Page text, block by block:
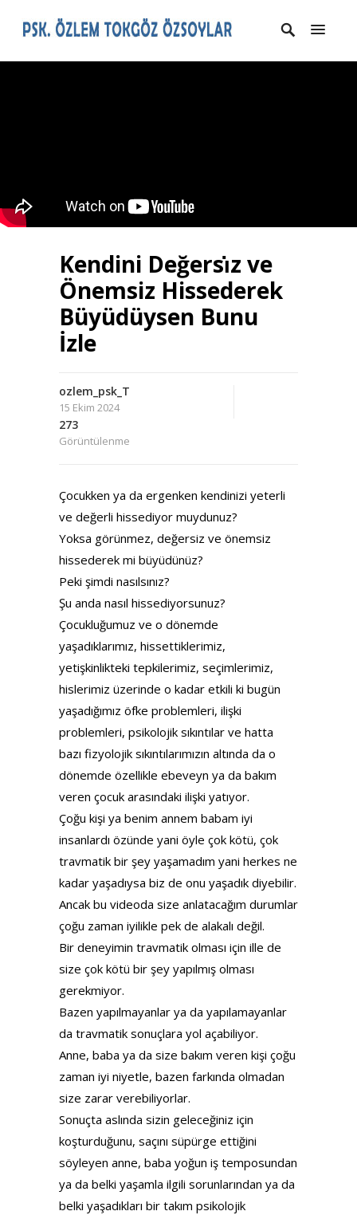
Kendini Değersı̇z ve
Önemsiz Hissederek
Büyüdüysen Bunu
İzle
ozlem_psk_T
15 Ekim 2024
273
Görüntülenme
Çocukken ya da ergenken kendinizi yeterli
ve değerli hissediyor muydunuz?
Yoksa görünmez, değersiz ve önemsiz
hissederek mi büyüdünüz?
Peki şimdi nasılsınız?
Şu anda nasıl hissediyorsunuz?
Çocukluğumuz ve o dönemde
yaşadıklarımız, hissettiklerimiz,
yetişkinlikteki tepkilerimiz, seçimlerimiz,
hislerimiz üzerinde o kadar etkili ki bugün
yaşadığımız öfke problemleri, ilişki
problemleri, psikolojik sıkıntılar ve hatta
bazı fizyolojik sıkıntılarımızın altında da o
dönemde özellikle ebeveyn ya da bakım
veren çocuk arasındaki ilişki yatıyor.
Çoğu kişi ya benim annem babam iyi
insanlardı özünde yani öyle çok kötü, çok
travmatik bir şey yaşamadım yani herkes ne
kadar yaşadıysa biz de onu yaşadık diyebilir.
Ancak bu videoda size anlatacağım durumlar
çoğu zaman iyilikle pek de alakalı değil.
Bir deneyimin travmatik olması için ille de
size çok kötü bir şey yapılmış olması
gerekmiyor.
Bazen yapılmayanlar ya da yapılamayanlar
da travmatik sonuçlara yol açabiliyor.
Anne, baba ya da size bakım veren kişi çoğu
zaman iyi niyetle, bazen farkında olmadan
size zarar verebiliyorlar.
Sonuçta aslında sizin geleceğiniz için
koşturduğunu, saçını süpürge ettiğini
söyleyen anne, baba yoğun iş temposundan
ya da belki yaşamla ilgili sorunlarından ya da
belki yaşadıkları bir takım psikolojik